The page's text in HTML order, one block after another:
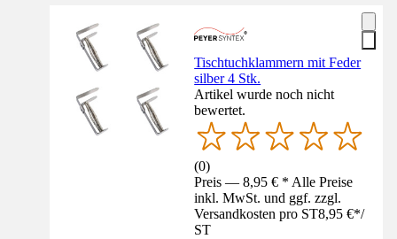
Tischtuchklammern mit Feder
silber 4 Stk.
Artikel wurde noch nicht
bewertet.
(0)
Preis — 8,95 € * Alle Preise
inkl. MwSt. und ggf. zzgl.
Versandkosten pro ST8,95 €*/
ST